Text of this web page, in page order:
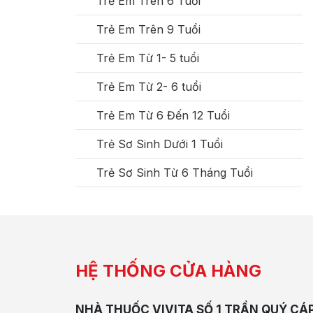
Trẻ Em Trên 9 Tuổi
Trẻ Em Từ 1- 5 tuổi
Trẻ Em Từ 2- 6 tuổi
Trẻ Em Từ 6 Đến 12 Tuổi
Trẻ Sơ Sinh Dưới 1 Tuổi
Trẻ Sơ Sinh Từ 6 Tháng Tuổi
HỆ THỐNG CỬA HÀNG
NHÀ THUỐC VIVITA SỐ 1 TRẦN QUÝ